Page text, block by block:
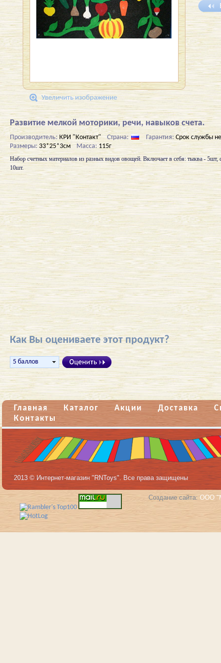
Увеличить изображение
Развитие мелкой моторики, речи, навыков счета.
Производитель: КРИ "Контакт" Страна: Гарантия: Срок службы
Размеры: 33*25*3см Масса:115г
Набор счетных материалов из разных видов овощей. Включает в себя: тыква - 5шт,
10шт.
Как Вы оцениваете этот продукт?
Главная Каталог Акции Доставка
Контакты
2013 © Интернет-магазин "RNToys". Все права защищены
Создание сайта: ООО